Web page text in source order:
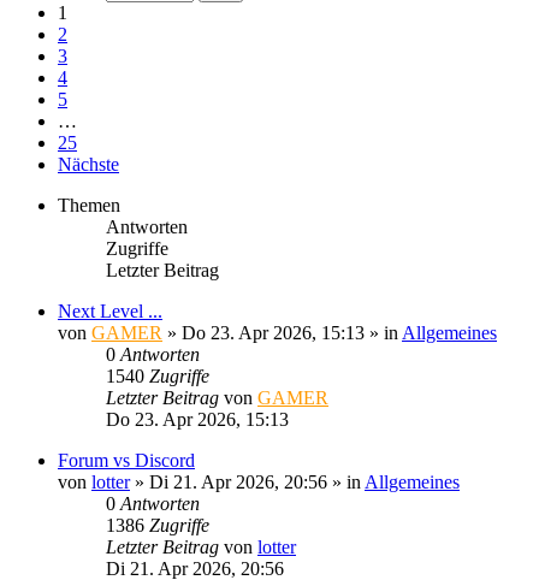
1
2
3
4
5
…
25
Nächste
Themen
Antworten
Zugriffe
Letzter Beitrag
Next Level ...
von GAMER » Do 23. Apr 2026, 15:13 » in Allgemeines
0 Antworten
1540 Zugriffe
Letzter Beitrag von GAMER
Do 23. Apr 2026, 15:13
Forum vs Discord
von lotter» Di 21. Apr 2026, 20:56 » in Allgemeines
0 Antworten
1386 Zugriffe
Letzter Beitrag von lotter
Di 21. Apr 2026, 20:56